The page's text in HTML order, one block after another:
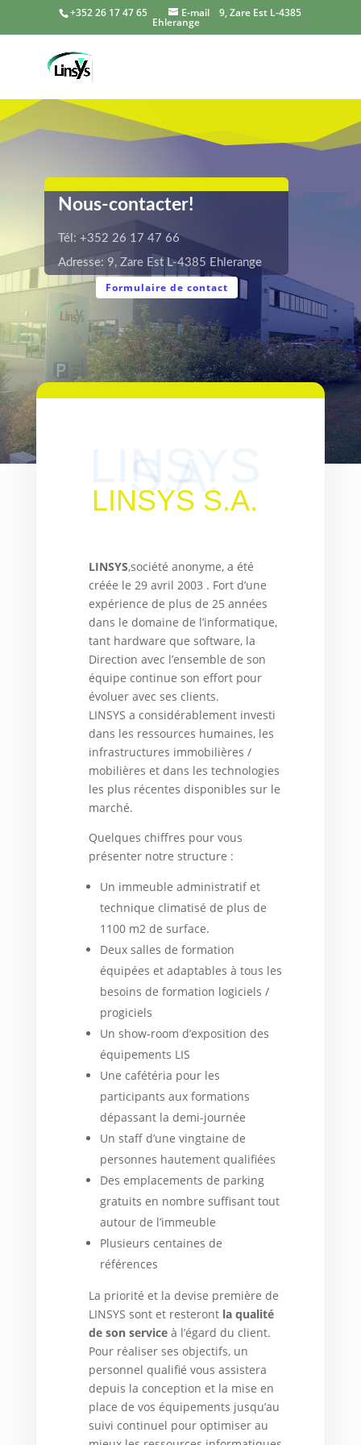
+352 26 17 47 65 E-mail 9, Zare Est L-4385
Ehlerange
Nous-contacter!
Tél: +352 26 17 47 66
Adresse: 9, Zare Est L-4385 Ehlerange
Formulaire de contact
LINSYS
S.A.
LINSYS S.A.
LINSYS,société anonyme, a été
créée le 29 avril 2003 . Fort d’une
expérience de plus de 25 années
dans le domaine de l’informatique,
tant hardware que software, la
Direction avec l’ensemble de son
équipe continue son effort pour
évoluer avec ses clients.
LINSYS a considérablement investi
dans les ressources humaines, les
infrastructures immobilières /
mobilières et dans les technologies
les plus récentes disponibles sur le
marché.
Quelques chiffres pour vous
présenter notre structure :
Un immeuble administratif et
technique climatisé de plus de
1100 m2 de surface.
Deux salles de formation
équipées et adaptables à tous les
besoins de formation logiciels /
progiciels
Un show-room d’exposition des
équipements LIS
Une cafétéria pour les
participants aux formations
dépassant la demi-journée
Un staff d’une vingtaine de
personnes hautement qualifiées
Des emplacements de parking
gratuits en nombre suffisant tout
autour de l’immeuble
Plusieurs centaines de
références
La priorité et la devise première de
LINSYS sont et resteront la qualité
de son serviceà l’égard du client.
Pour réaliser ses objectifs, un
personnel qualifié vous assistera
depuis la conception et la mise en
place de vos équipements jusqu’au
suivi continuel pour optimiser au